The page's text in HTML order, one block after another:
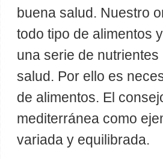
buena salud. Nuestro
todo tipo de alimentos
una serie de
salud. Por ello es
de alimentos. El
mediterránea como
variada y equilibrada.